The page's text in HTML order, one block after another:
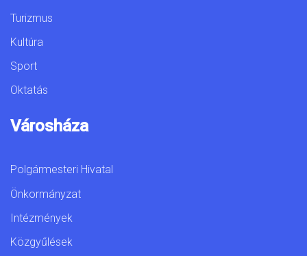
Turizmus
Kultúra
Sport
Oktatás
Városháza
Polgármesteri Hivatal
Önkormányzat
Intézmények
Közgyűlések